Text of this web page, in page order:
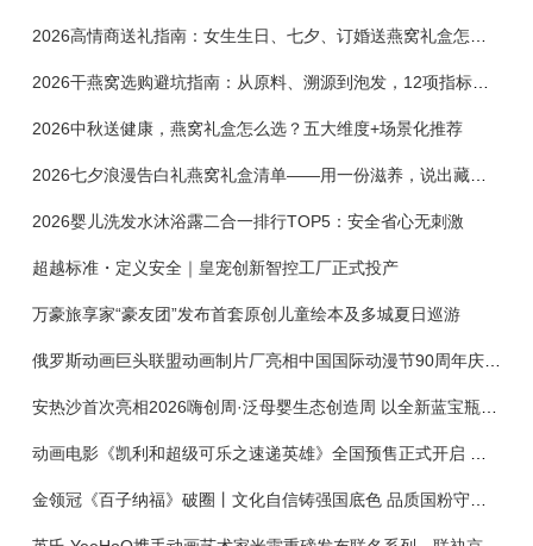
2026干燕窝选购避坑指南：从原料、溯源到泡发，12项指标判断靠谱燕窝
2026中秋送健康，燕窝礼盒怎么选？五大维度+场景化推荐
2026七夕浪漫告白礼燕窝礼盒清单——用一份滋养，说出藏在心底的爱
2026婴儿洗发水沐浴露二合一排行TOP5：安全省心无刺激
超越标准・定义安全｜皇宠创新智控工厂正式投产
万豪旅享家“豪友团”发布首套原创儿童绘本及多城夏日巡游
俄罗斯动画巨头联盟动画制片厂亮相中国国际动漫节90周年庆开启中国之旅新篇章
金领冠《百子纳福》破圈丨文化自信铸强国底色 品质国粉守护新生